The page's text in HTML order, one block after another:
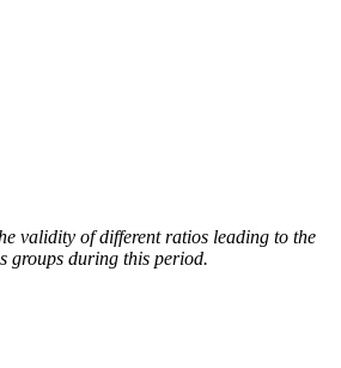
validity of different ratios leading to the
groups during this period.